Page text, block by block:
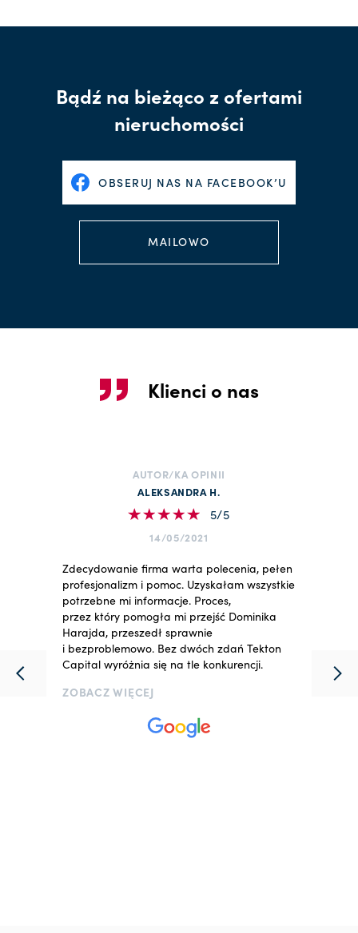
Bądź na bieżąco z ofertami
nieruchomości
OBSERUJ NAS NA FACEBOOK’U
MAILOWO
Klienci o nas
AUTOR/KA OPINII
ALEKSANDRA H.
5/5
14/05/2021
Zdecydowanie firma warta polecenia, pełen
profesjonalizm i pomoc. Uzyskałam wszystkie
potrzebne mi informacje. Proces,
przez który pomogła mi przejść Dominika
Harajda, przeszedł sprawnie
i bezproblemowo. Bez dwóch zdań Tekton
Capital wyróżnia się na tle konkurencji.
ZOBACZ WIĘCEJ